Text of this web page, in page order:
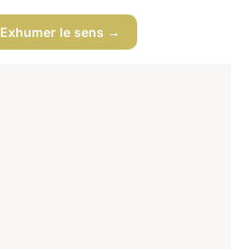
Exhumer le sens →